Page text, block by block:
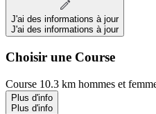
J'ai des informations à jour
J'ai des informations à jour
Choisir une Course
Course 10.3 km hommes et
Plus d'info
Plus d'info